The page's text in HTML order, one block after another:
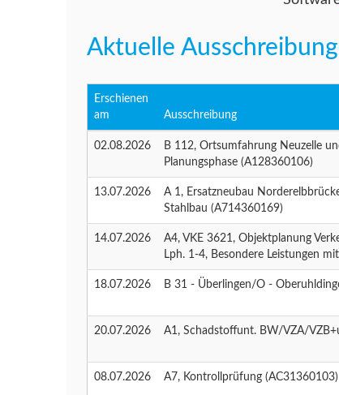
Aktuelle
Erschienen
am
Ausschreibung
02.08.2026
B 112, Ortsumfahrung Neuzelle
Planungsphase (A128360106)
13.07.2026
A 1, Ersatzneubau
Stahlbau (A714360169)
14.07.2026
A4, VKE 3621, Objektplanung
Lph. 1-4, Besondere Leistungen
18.07.2026 B 31 - Überlingen/O -
20.07.2026 A1, Schadstoffunt. BW/VZA/
08.07.2026 A7, Kontrollprüfung (AC31360103)